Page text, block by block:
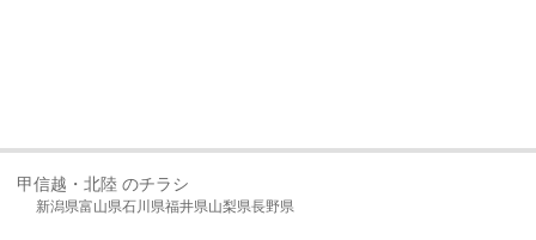
甲信越・北陸 のチラシ
新潟県富山県石川県福井県山梨県長野県